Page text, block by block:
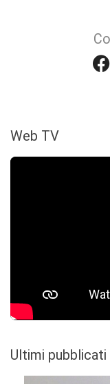
Web TV
Ultimi pubblicati